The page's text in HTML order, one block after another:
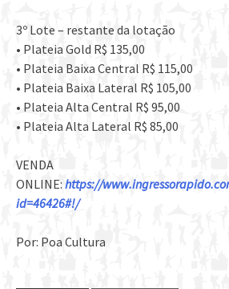
3º Lote – restante da lotação
• Plateia Gold R$ 135,00
• Plateia Baixa Central R$ 115,00
• Plateia Baixa Lateral R$ 105,00
• Plateia Alta Central R$ 95,00
• Plateia Alta Lateral R$ 85,00
VENDA
ONLINE: https://
id=46426#!/
Por: Poa Cultura